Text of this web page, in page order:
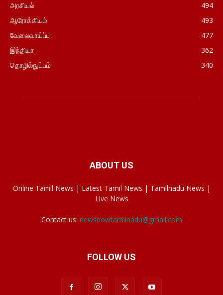
அரசியல்
494
ஆரோக்கியம்
493
வேலைவாய்ப்பு
477
இந்தியா
362
தொழில்நுட்பம்
340
ABOUT US
Online Tamil News | Latest Tamil News | Tamilnadu News |
Live News
Contact us: newsnowtamilnadu@gmail.com
FOLLOW US